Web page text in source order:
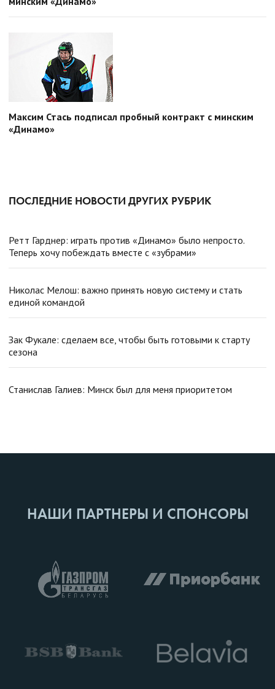
Максим Стась подписал пробный контракт с минским
«Динамо»
ПОСЛЕДНИЕ НОВОСТИ ДРУГИХ РУБРИК
Ретт Гарднер: играть против «Динамо» было непросто.
Теперь хочу побеждать вместе с «зубрами»
Николас Мелош: важно принять новую систему и стать
единой командой
Зак Фукале: сделаем все, чтобы быть готовыми к старту
сезона
Станислав Галиев: Минск был для меня приоритетом
НАШИ ПАРТНЕРЫ И СПОНСОРЫ